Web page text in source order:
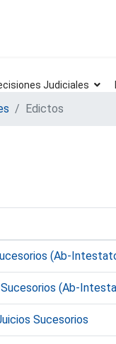
Judiciales
Edictos
(Ab-
(Ab-
Sucesorios